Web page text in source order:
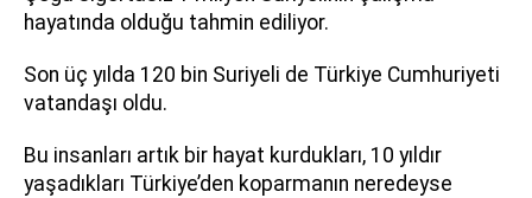
hayatında olduğu tahmin ediliyor.
Son üç yılda 120 bin Suriyeli de Türkiye Cumhuriyeti
vatandaşı oldu.
Bu insanları artık bir hayat kurdukları, 10 yıldır
yaşadıkları Türkiye’den koparmanın neredeyse